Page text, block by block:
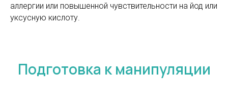
аллергии или повышенной чувствительности на йод или
уксусную кислоту.
Подготовка к манипуляции